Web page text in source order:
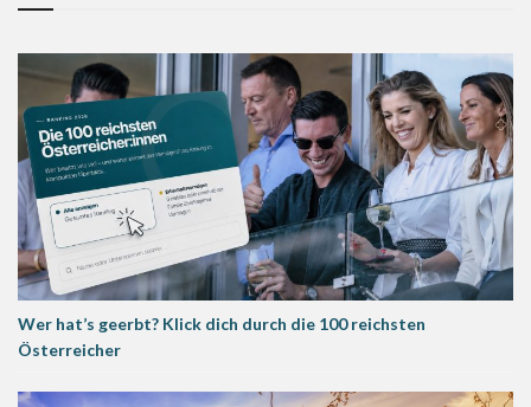
Wer hat’s geerbt? Klick dich durch die 100 reichsten
Österreicher